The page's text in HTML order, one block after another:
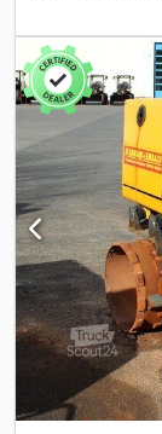
podaci
radio daljinskim
trocilindarski
31 Hz *
prevrtanju
mogućnošću
Abeyzntbspok